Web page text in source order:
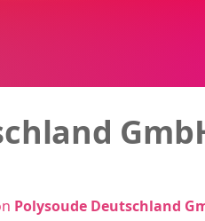
Polysoude Deutschland